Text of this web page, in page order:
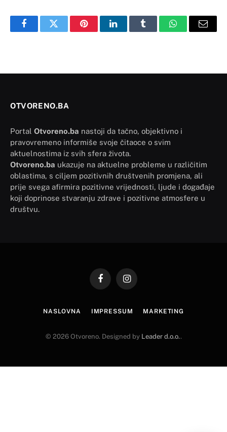
FacebookTwitter PinterestLinkedInTumblr WhatsAppEmail
OTVORENO.BA
Portal Otvoreno.ba nastoji da tačno, objektivno i
pravovremeno informiše svoje čitaoce o svim
aktuelnostima iz svih sfera života.
Otvoreno.ba ukazuje na aktuelne probleme u različitim
oblastima, s ciljem pozitivnih društvenih promjena, ali
prije svega afirmira pozitivne vrijednosti, ljude i događaje
koji doprinose stvaranju zdrave i pozitivne atmosfere u
društvu.
FacebookInstagram
NASLOVNA IMPRESSUM MARKETING
© 2026 Otvoreno. Designed by Leader d.o.o..